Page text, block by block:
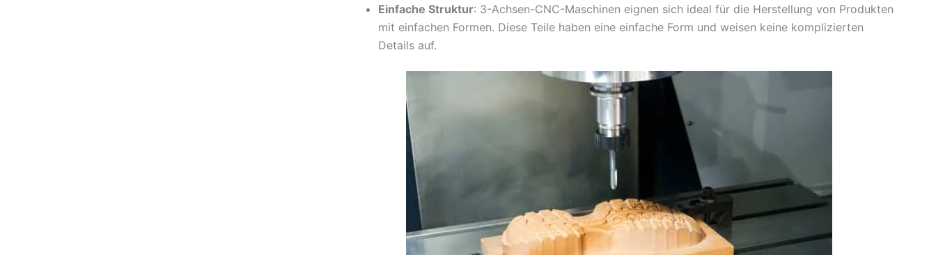
Einfache Struktur: 3-Achsen-CNC-Maschinen eignen sich ideal für die Herstellung von Produkten
mit einfachen Formen. Diese Teile haben eine einfache Form und weisen keine komplizierten
Details auf.